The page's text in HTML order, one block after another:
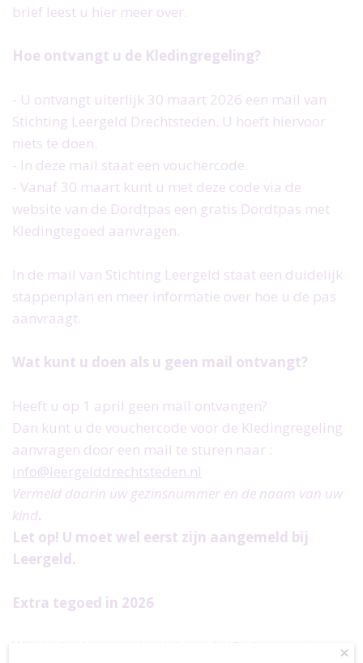
brief leest u hier meer over.
Hoe ontvangt u de Kledingregeling?
- U ontvangt uiterlijk 30 maart 2026 een mail van
Stichting Leergeld Drechtsteden. U hoeft hiervoor
niets te doen.
- In deze mail staat een vouchercode.
- Vanaf 30 maart kunt u met deze code via de
website van de Dordtpas een gratis Dordtpas met
Kledingtegoed aanvragen.
In de mail van Stichting Leergeld staat een duidelijk
stappenplan en meer informatie over hoe u de pas
aanvraagt.
Wat kunt u doen als u geen mail ontvangt?
Heeft u op 1 april geen mail ontvangen?
Dan kunt u de vouchercode voor de Kledingregeling
aanvragen door een mail te sturen naar :
info@leergelddrechtsteden.nl
Vermeld daarin uw gezinsnummer en de naam van uw
kind.
Let op! U moet wel eerst zijn aangemeld bij
Leergeld.
Extra tegoed in 2026
Wij vinden het vervelend dat u de Kledingregeling
×